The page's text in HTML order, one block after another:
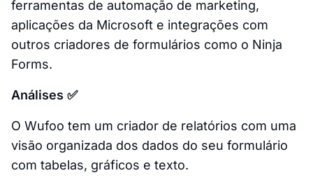
ferramentas de automação de marketing,
aplicações da Microsoft e integrações com
outros criadores de formulários como o Ninja
Forms.
Análises ✅
O Wufoo tem um criador de relatórios com uma
visão organizada dos dados do seu formulário
com tabelas, gráficos e texto.